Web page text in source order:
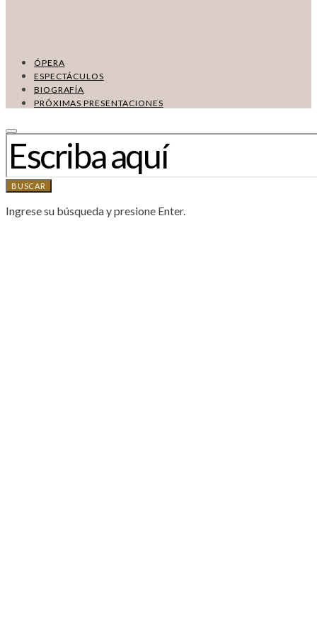
ÓPERA
ESPECTÁCULOS
BIOGRAFÍA
PRÓXIMAS PRESENTACIONES
BUSCAR:
BUSCAR
Ingrese su búsqueda y presione Enter.